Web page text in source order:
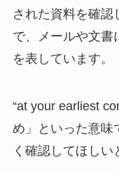
された資料を確認
で、メールや文書
を表しています。
“at your earliest
め」といった意味
く確認してほしい